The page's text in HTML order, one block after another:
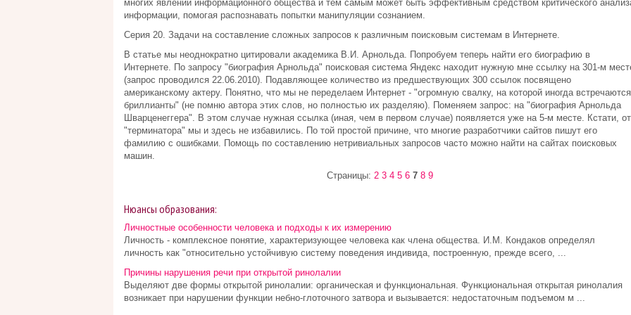
многих явлений информационного общества и тем самым может быть эффективным средством критического
информации, помогая распознавать попытки манипуляции сознанием.
Серия 20. Задачи на составление сложных запросов к различным поисковым системам в Интернете.
В статье мы неоднократно цитировали академика В.И. Арнольда. Попробуем теперь найти его биографию в
Интернете. По запросу "биография Арнольда" поисковая система Яндекс находит нужную мне ссылку на 301-м
(запрос проводился 22.06.2010). Подавляющее количество из предшествующих 300 ссылок посвящено
американскому актеру. Понятно, что мы не переделаем Интернет - "огромную свалку, на которой иногда встречаются
бриллианты" (не помню автора этих слов, но полностью их разделяю). Поменяем запрос: на "биография Арнольда
Шварценеггера". В этом случае нужная ссылка (иная, чем в первом случае) появляется уже на 5-м месте. Кстати, от
"терминатора" мы и здесь не избавились. По той простой причине, что многие разработчики сайтов пишут его
фамилию с ошибками. Помощь по составлению нетривиальных запросов часто можно найти на сайтах поисковых
машин.
Страницы: 2 3 4 5 6 7 8 9
Нюансы образования:
Личностные особенности человека и подходы к их измерению
Личность - комплексное понятие, характеризующее человека как члена общества. И.М. Кондаков определял
личность как "относительно устойчивую систему поведения индивида, построенную, прежде всего, ...
Причины нарушения речи при открытой ринолалии
Выделяют две формы открытой ринолалии: органическая и функциональная. Функциональная открытая ринолалия
возникает при нарушении функции небно-глоточного затвора и вызывается: недостаточным подъемом м ...